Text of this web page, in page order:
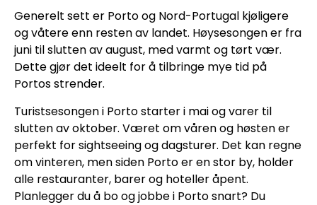
Generelt sett er Porto og Nord-Portugal kjøligere
og våtere enn resten av landet. Høysesongen er fra
juni til slutten av august, med varmt og tørt vær.
Dette gjør det ideelt for å tilbringe mye tid på
Portos strender.
Turistsesongen i Porto starter i mai og varer til
slutten av oktober. Været om våren og høsten er
perfekt for sightseeing og dagsturer. Det kan regne
om vinteren, men siden Porto er en stor by, holder
alle restauranter, barer og hoteller åpent.
Planlegger du å bo og jobbe i Porto snart? Du